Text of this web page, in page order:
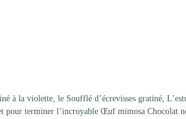
à la violette, le Soufflé d’écrevisses gratiné,
pour terminer l’incroyable Œuf mimosa Chocolat